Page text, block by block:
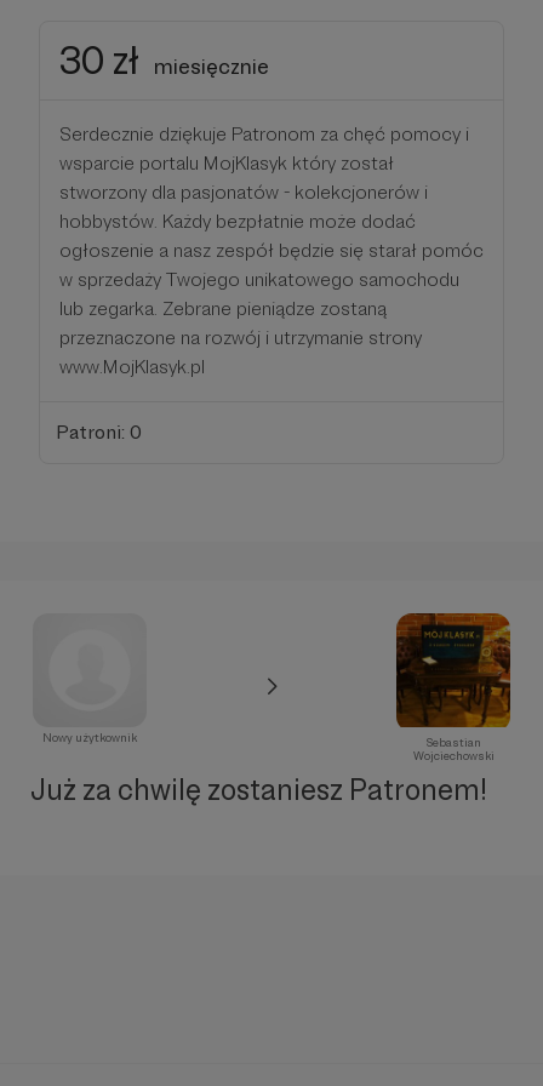
30 zł miesięcznie
Serdecznie dziękuje Patronom za chęć pomocy i
wsparcie portalu MojKlasyk który został
stworzony dla pasjonatów - kolekcjonerów i
hobbystów. Każdy bezpłatnie może dodać
ogłoszenie a nasz zespół będzie się starał pomóc
w sprzedaży Twojego unikatowego samochodu
lub zegarka. Zebrane pieniądze zostaną
przeznaczone na rozwój i utrzymanie strony
www.MojKlasyk.pl
Patroni: 0
Nowy użytkownik
Sebastian
Wojciechowski
Już za chwilę zostaniesz Patronem!